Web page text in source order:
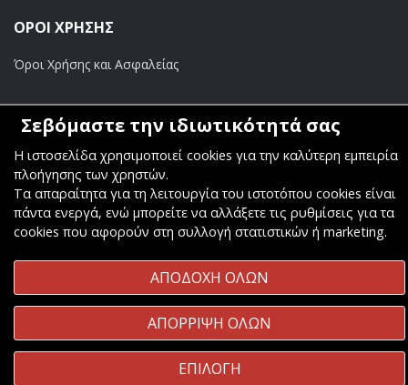
ΟΡΟΙ ΧΡΗΣΗΣ
Όροι Χρήσης και Ασφαλείας
ΠΛΗΡΩΜΕΣ
Τραπεζικοί Λογαριασμοί
Κατασκευή & Φιλοξενία
Σεβόμαστε την ιδιωτικότητά σας
Η ιστοσελίδα χρησιμοποιεί cookies για την καλύτερη εμπειρία
πλοήγησης των χρηστών.
Τα απαραίτητα για τη λειτουργία του ιστοτόπου cookies είναι
πάντα ενεργά, ενώ μπορείτε να αλλάξετε τις ρυθμίσεις για τα
cookies που αφορούν στη συλλογή στατιστικών ή marketing.
ΑΠΟΔΟΧΗ ΟΛΩΝ
ΑΠΟΡΡΙΨΗ ΟΛΩΝ
ΕΠΙΛΟΓΗ